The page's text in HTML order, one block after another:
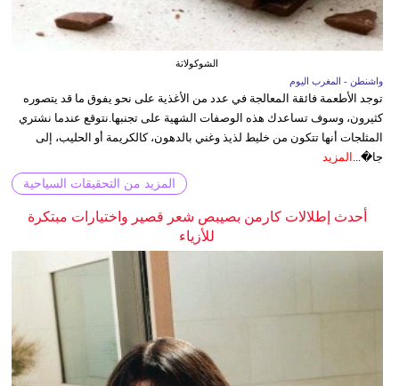
الشوكولاتة
واشنطن - المغرب اليوم
توجد الأطعمة فائقة المعالجة في عدد من الأغذية على نحو يفوق ما قد يتصوره
كثيرون، وسوف تساعدك هذه الوصفات الشهية على تجنبها.نتوقع عندما نشتري
المثلجات أنها تتكون من خليط لذيذ وغني بالدهون، كالكريمة أو الحليب، إلى
جا�... المزيد
المزيد من التحقيقات السياحية
أحدث إطلالات كارمن بصيبص شعر قصير واختيارات مبتكرة
للأزياء